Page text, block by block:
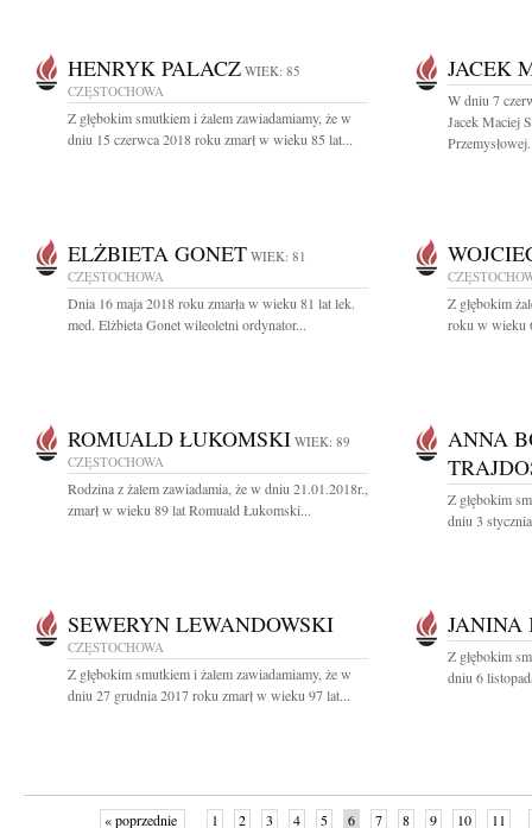
HENRYK PALACZ WIEK: 85
CZĘSTOCHOWA
Z głębokim smutkiem i żalem zawiadamiamy, że w
dniu 15 czerwca 2018 roku zmarł w wieku 85 lat...
JACEK
W dniu 7
Jacek Maciej
ELŻBIETA GONET WIEK: 81
CZĘSTOCHOWA
Dnia 16 maja 2018 roku zmarła w wieku 81 lat lek.
med. Elżbieta Gonet wileoletni ordynator...
Z głębokim
roku w wieku
ROMUALD ŁUKOMSKI WIEK: 89
CZĘSTOCHOWA
Rodzina z żalem zawiadamia, że w dniu 21.01.2018r.,
zmarł w wieku 89 lat Romuald Łukomski...
ANNA
Z głębokim
dniu 3
SEWERYN LEWANDOWSKI
CZĘSTOCHOWA
Z głębokim smutkiem i żalem zawiadamiamy, że w
dniu 27 grudnia 2017 roku zmarł w wieku 97 lat...
JANINA
Z głębokim
dniu 6
« poprzednie 1 2 3 4 5 6 7 8 9 10 11